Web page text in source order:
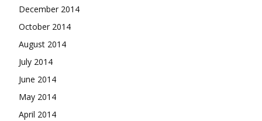
December 2014
October 2014
August 2014
July 2014
June 2014
May 2014
April 2014